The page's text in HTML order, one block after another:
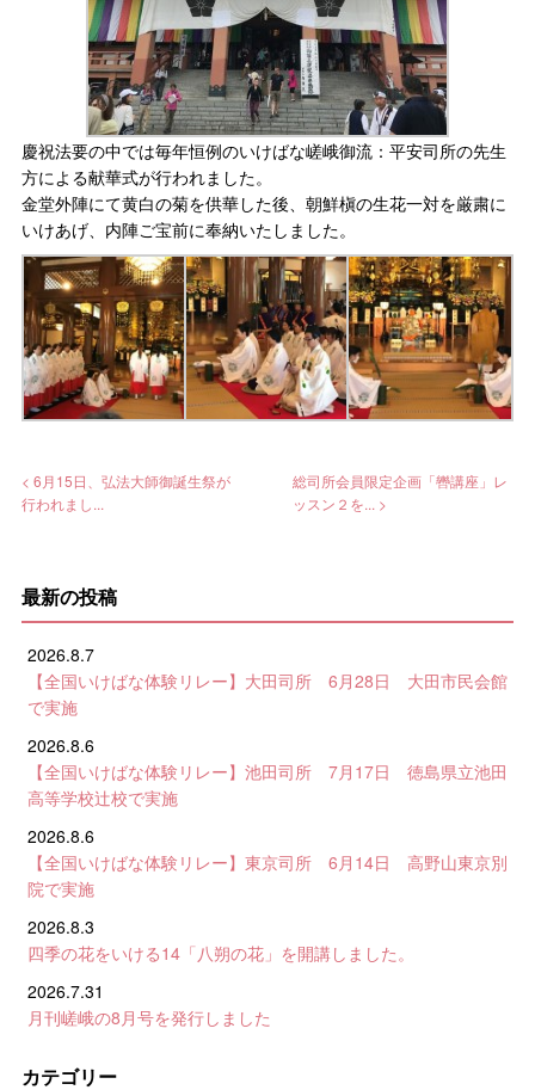
慶祝法要の中では毎年恒例のいけばな嵯峨御流：平安司所の先生
方による献華式が行われました。
金堂外陣にて黄白の菊を供華した後、朝鮮槇の生花一対を厳粛に
いけあげ、内陣ご宝前に奉納いたしました。
< 6月15日、弘法大師御誕生祭が
行われまし...
総司所会員限定企画「轡講座」レ
ッスン２を... >
最新の投稿
2026.8.7
【全国いけばな体験リレー】大田司所 6月28日 大田市民会館
で実施
2026.8.6
【全国いけばな体験リレー】池田司所 7月17日 徳島県立池田
高等学校辻校で実施
2026.8.6
【全国いけばな体験リレー】東京司所 6月14日 高野山東京別
院で実施
2026.8.3
四季の花をいける14「八朔の花」を開講しました。
2026.7.31
月刊嵯峨の8月号を発行しました
カテゴリー